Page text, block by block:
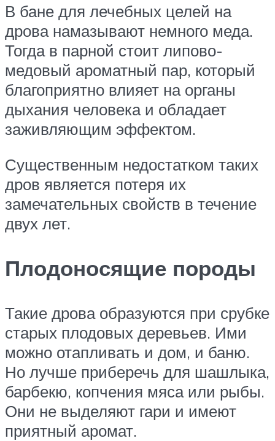
В бане для лечебных целей на
дрова намазывают немного меда.
Тогда в парной стоит липово-
медовый ароматный пар, который
благоприятно влияет на органы
дыхания человека и обладает
заживляющим эффектом.
Существенным недостатком таких
дров является потеря их
замечательных свойств в течение
двух лет.
Плодоносящие породы
Такие дрова образуются при срубке
старых плодовых деревьев. Ими
можно отапливать и дом, и баню.
Но лучше приберечь для шашлыка,
барбекю, копчения мяса или рыбы.
Они не выделяют гари и имеют
приятный аромат.